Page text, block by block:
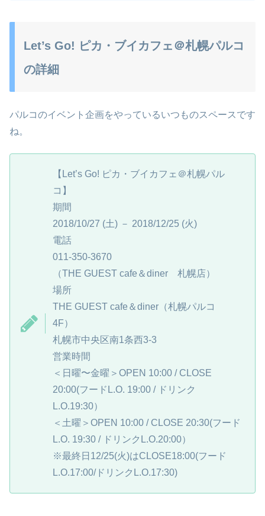
Let’s Go! ピカ・ブイカフェ＠札幌パルコ
の詳細
パルコのイベント企画をやっているいつものスペースです
ね。
【Let’s Go! ピカ・ブイカフェ＠札幌パル
コ】
期間
2018/10/27 (土) － 2018/12/25 (火)
電話
011-350-3670
（THE GUEST cafe＆diner 札幌店）
場所
THE GUEST cafe＆diner（札幌パルコ
4F）
札幌市中央区南1条西3-3
営業時間
＜日曜〜金曜＞OPEN 10:00 / CLOSE
20:00(フードL.O. 19:00 / ドリンク
L.O.19:30）
＜土曜＞OPEN 10:00 / CLOSE 20:30(フード
L.O. 19:30 / ドリンクL.O.20:00）
※最終日12/25(火)はCLOSE18:00(フード
L.O.17:00/ドリンクL.O.17:30)